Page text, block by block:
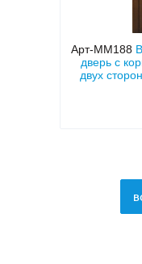
Арт-
темно-